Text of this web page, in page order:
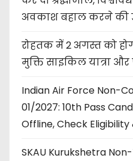
अवकाश बहाल करने की
रोहतक में 2 अगस्त को
मुक्ति साइकिल यात्रा और
Indian Air Force Non-
01/2027: 10th Pass
Offline, Check
SKAU Kurukshetra